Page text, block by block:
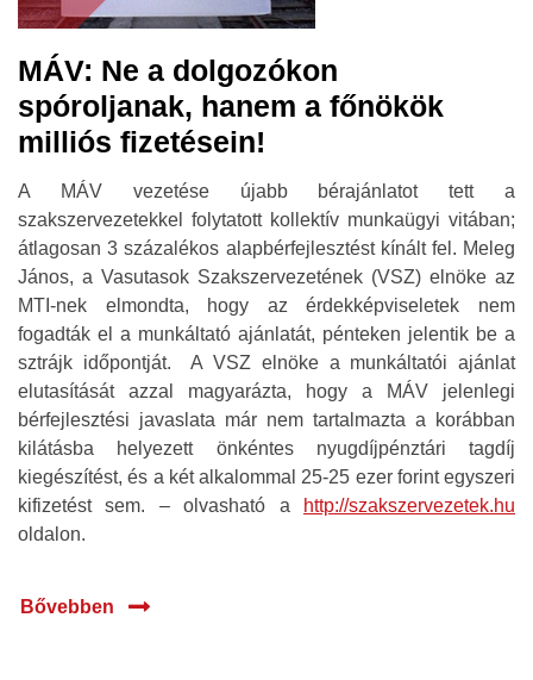
MÁV: Ne a dolgozókon
spóroljanak, hanem a főnökök
milliós fizetésein!
A MÁV vezetése újabb bérajánlatot tett a
szakszervezetekkel folytatott kollektív munkaügyi vitában;
átlagosan 3 százalékos alapbérfejlesztést kínált fel. Meleg
János, a Vasutasok Szakszervezetének (VSZ) elnöke az
MTI-nek elmondta, hogy az érdekképviseletek nem
fogadták el a munkáltató ajánlatát, pénteken jelentik be a
sztrájk időpontját. A VSZ elnöke a munkáltatói ajánlat
elutasítását azzal magyarázta, hogy a MÁV jelenlegi
bérfejlesztési javaslata már nem tartalmazta a korábban
kilátásba helyezett önkéntes nyugdíjpénztári tagdíj
kiegészítést, és a két alkalommal 25-25 ezer forint egyszeri
kifizetést sem. – olvasható a
http://szakszervezetek.hu
oldalon.
Bővebben